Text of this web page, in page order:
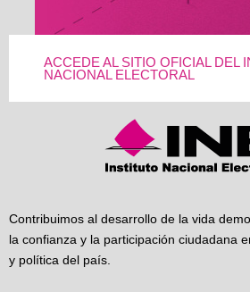
ACCEDE AL SITIO OFICIAL DEL
NACIONAL ELECTORAL
Contribuimos al desarrollo de la vida
la confianza y la participación ciudadana
y política del país.